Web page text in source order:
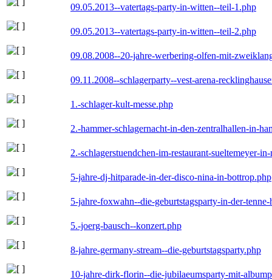
09.05.2013--vatertags-party-in-witten--teil-1.php
09.05.2013--vatertags-party-in-witten--teil-2.php
09.08.2008--20-jahre-werbering-olfen-mit-
09.11.2008--schlagerparty--vest-arena-
1.-schlager-kult-messe.php
2.-hammer-schlagernacht-in-den-zentralhallen-in-
2.-schlagerstuendchen-im-restaurant-sueltemeyer-
5-jahre-dj-hitparade-in-der-disco-nina-in-bottrop.php
5-jahre-foxwahn--die-geburtstagsparty-in-der-tenne-
5.-joerg-bausch--konzert.php
8-jahre-germany-stream--die-geburtstagsparty.php
10-jahre-dirk-florin--die-jubilaeumsparty-mit-